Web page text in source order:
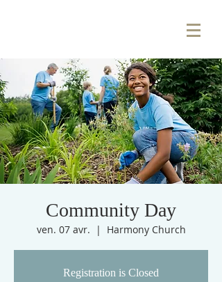
Community Day
ven. 07 avr.
  |
Harmony Church
Registration is Closed